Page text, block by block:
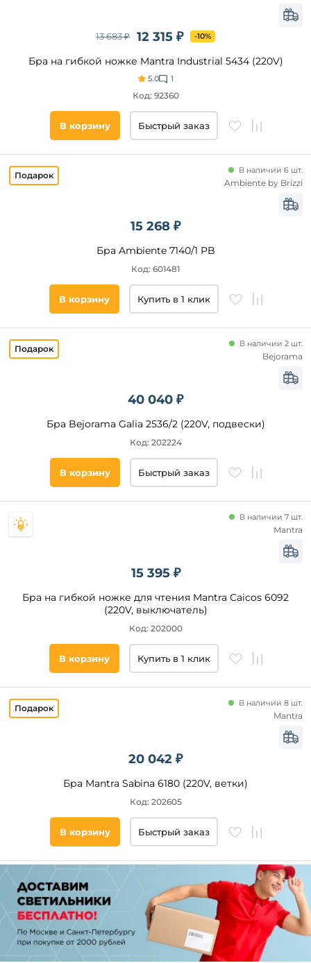
12 315 ₽
13 683 ₽ -10%
Бра на гибкой ножке Mantra Industrial 5434 (220V)
5.0 1
Код: 92360
В корзину Быстрый заказ
15 268 ₽
Бра Ambiente 7140/1 PB
В наличии 6 шт.
Код: 601481
Ambiente by Brizzi
В корзину Купить в 1 клик
40 040 ₽
Бра Bejorama Galia 2536/2 (220V, подвески)
В наличии 2 шт.
Код: 202224
Bejorama
В корзину Быстрый заказ
15 395 ₽
Бра на гибкой ножке для чтения Mantra Caicos 6092
(220V, выключатель)
В наличии 7 шт.
Код: 202000
Mantra
В корзину Купить в 1 клик
20 042 ₽
Бра Mantra Sabina 6180 (220V, ветки)
В наличии 8 шт.
Код: 202605
Mantra
В корзину Быстрый заказ